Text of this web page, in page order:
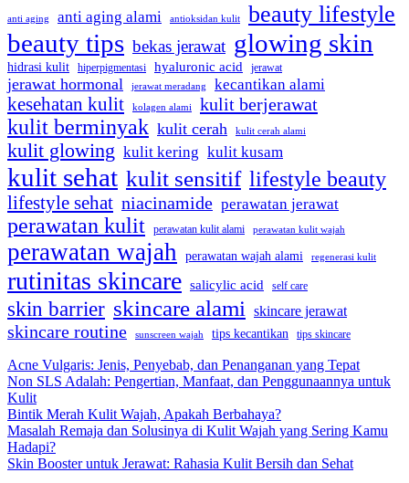
anti aging anti aging alami antioksidan kulit beauty lifestyle
beauty tips bekas jerawat glowing skin
hidrasi kulit hiperpigmentasi hyaluronic acid jerawat
jerawat hormonal jerawat meradang kecantikan alami
kesehatan kulit kolagen alami kulit berjerawat
kulit berminyak kulit cerah kulit cerah alami
kulit glowing kulit kering kulit kusam
kulit sehat kulit sensitif lifestyle beauty
lifestyle sehat niacinamide perawatan jerawat
perawatan kulit perawatan kulit alami perawatan kulit wajah
perawatan wajah perawatan wajah alami regenerasi kulit
rutinitas skincare salicylic acid self care
skin barrier skincare alami skincare jerawat
skincare routine sunscreen wajah tips kecantikan tips skincare
Acne Vulgaris: Jenis, Penyebab, dan Penanganan yang Tepat
Non SLS Adalah: Pengertian, Manfaat, dan Penggunaannya untuk
Kulit
Bintik Merah Kulit Wajah, Apakah Berbahaya?
Masalah Remaja dan Solusinya di Kulit Wajah yang Sering Kamu
Hadapi?
Skin Booster untuk Jerawat: Rahasia Kulit Bersih dan Sehat